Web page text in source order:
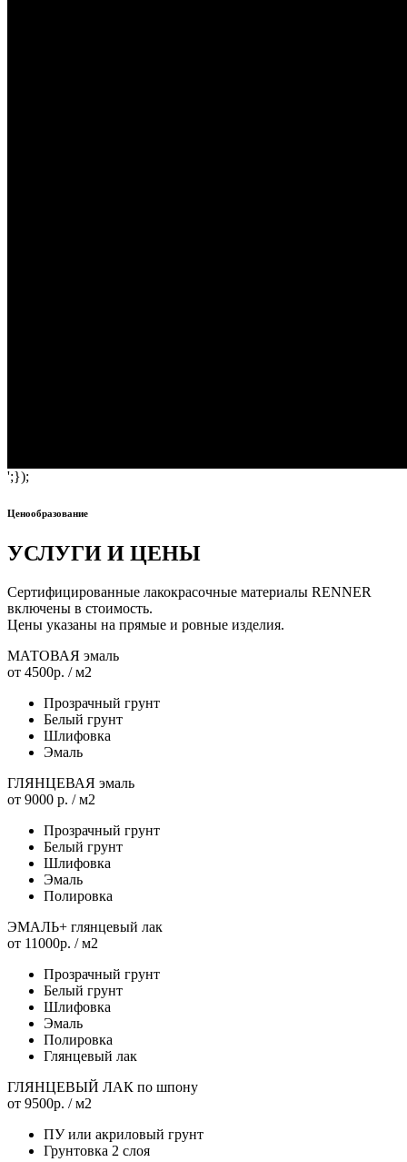
';});
Ценообразование
УСЛУГИ И ЦЕНЫ
Сертифицированные лакокрасочные материалы RENNER
включены в стоимость.
Цены указаны на прямые и ровные изделия.
МАТОВАЯ эмаль
от 4500р. / м2
Прозрачный грунт
Белый грунт
Шлифовка
Эмаль
ГЛЯНЦЕВАЯ эмаль
от 9000 р. / м2
Прозрачный грунт
Белый грунт
Шлифовка
Эмаль
Полировка
ЭМАЛЬ+ глянцевый лак
от 11000р. / м2
Прозрачный грунт
Белый грунт
Шлифовка
Эмаль
Полировка
Глянцевый лак
ГЛЯНЦЕВЫЙ ЛАК по шпону
от 9500р. / м2
ПУ или акриловый грунт
Грунтовка 2 слоя